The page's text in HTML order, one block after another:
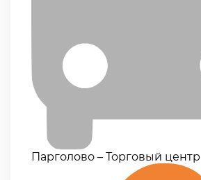
Парголово – Торговый центр